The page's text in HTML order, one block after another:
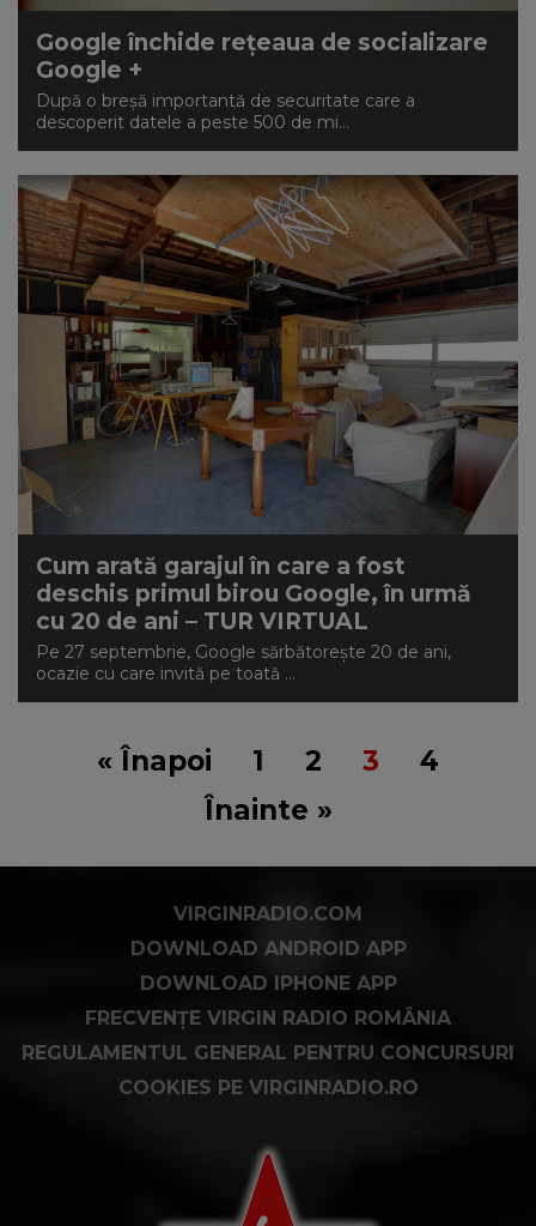
Google închide rețeaua de socializare
Google +
După o breșă importantă de securitate care a
descoperit datele a peste 500 de mi...
Cum arată garajul în care a fost
deschis primul birou Google, în urmă
cu 20 de ani – TUR VIRTUAL
Pe 27 septembrie, Google sărbătorește 20 de ani,
ocazie cu care invită pe toată ...
« Înapoi 1 2 3
4
Înainte »
VIRGINRADIO.COM
DOWNLOAD ANDROID APP
DOWNLOAD IPHONE APP
FRECVENȚE VIRGIN RADIO ROMÂNIA
REGULAMENTUL GENERAL PENTRU CONCURSURI
COOKIES PE VIRGINRADIO.RO